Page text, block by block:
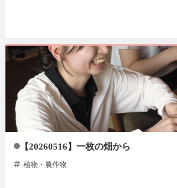
【20260516】一枚の畑から
植物・農作物